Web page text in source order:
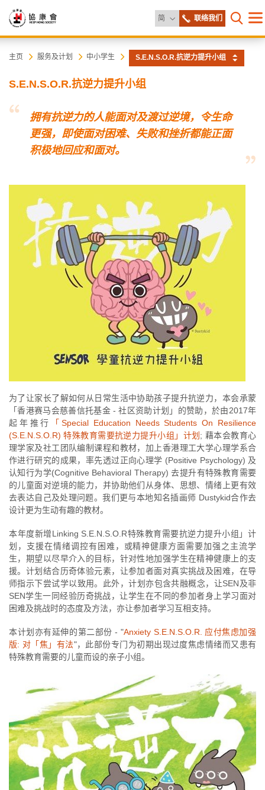
简 更改语言联络我们
打开目
协
康
会
主页 服务及计划 中小学生 S.E.N.S.O.R.抗逆力提升小组
S.E.N.S.O.R.抗逆力提升小组
拥有抗逆力的人能面对及渡过逆境，令生命
更强，即使面对困难、失败和挫折都能正面
积极地回应和面对。
为了让家长了解如何从日常生活中协助孩子提升抗逆力，本会承蒙
「香港赛马会慈善信托基金 - 社区资助计划」的赞助，於由2017年
起年推行
「Special Education Needs Students On Resilience
(S.E.N.S.O.R) 特殊教育需要抗逆力提升小组」计划 ; 藉本会教育心
理学家及社工团队编制课程和教材，加上香港理工大学心理学系合
作进行研究的成果，率先透过正向心理学 (Positive Psychology) 及
认知行为学(Cognitive Behavioral Therapy) 去提升有特殊教育需要
的儿童面对逆境的能力，并协助他们从身体、思想、情绪上更有效
去表达自己及处理问题。我们更与本地知名插画师 Dustykid合作去
设计更为生动有趣的教材。
本年度新增Linking S.E.N.S.O.R特殊教育需要抗逆力提升小组」计
划，支援在情绪调控有困难，或精神健康方面需要加强之主流学
生，期望以尽早介入的目标，针对性地加强学生在精神健康上的支
援。计划结合历奇体验元素，让参加者面对真实挑战及困难，在导
师指示下尝试学以致用。此外，计划亦包含共融概念，让SEN及非
SEN学生一同经验历奇挑战，让学生在不同的参加者身上学习面对
困难及挑战时的态度及方法，亦让参加者学习互相支持。
本计划亦有延伸的第二部份 - "Anxiety S.E.N.S.O.R. 应付焦虑加强
版: 对「焦」有法"，此部份专门为初期出现过度焦虑情绪而又患有
特殊教育需要的儿童而设的亲子小组。